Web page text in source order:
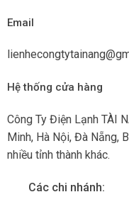
Email
Hệ thống cửa hàng
Công Ty Điện Lạnh TÀI
Minh, Hà Nội, Đà Nẵng,
nhiều tỉnh thành khác.
Các chi nhánh: